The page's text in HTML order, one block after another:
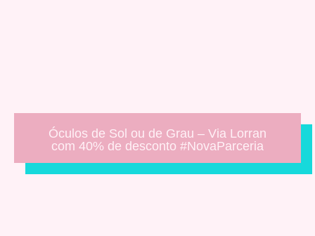
Óculos de Sol ou de Grau – Via Lorran
com 40% de desconto #NovaParceria